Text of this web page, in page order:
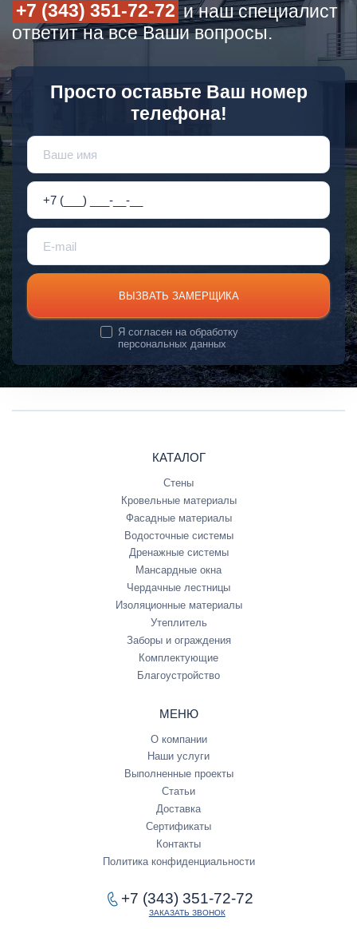
+7 (343) 351-72-72 и наш специалист
ответит на все Ваши вопросы.
Просто оставьте Ваш номер
телефона!
ВЫЗВАТЬ ЗАМЕРЩИКА
Я согласен наобработку
персональных данных
КАТАЛОГ
Стены
Кровельные материалы
Фасадные материалы
Водосточные системы
Дренажные системы
Мансардные окна
Чердачные лестницы
Изоляционные материалы
Утеплитель
Заборы и ограждения
Комплектующие
Благоустройство
МЕНЮ
О компании
Наши услуги
Выполненные проекты
Статьи
Доставка
Сертификаты
Контакты
Политика конфиденциальности
+7 (343) 351-72-72
ЗАКАЗАТЬ ЗВОНОК